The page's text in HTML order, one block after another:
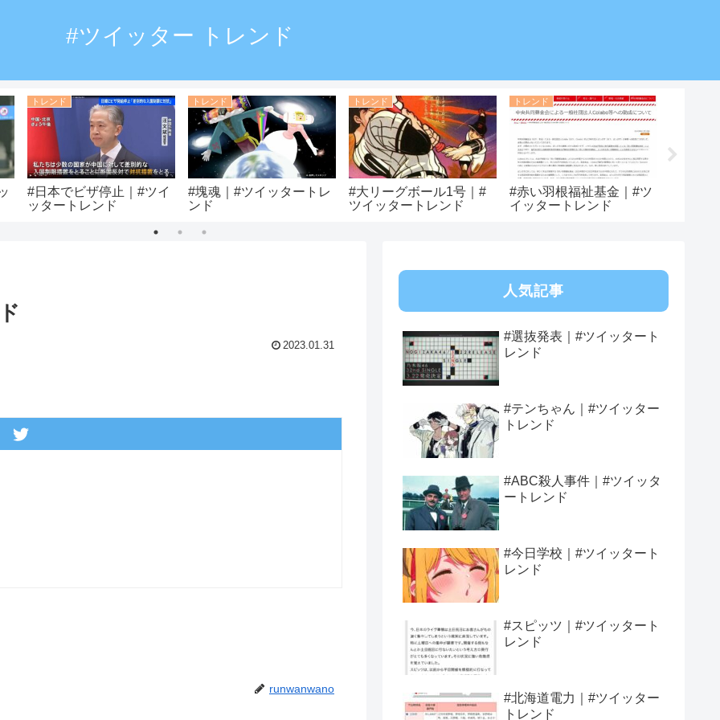
#ツイッター トレンド
トレンド
#日本でビザ停止｜#ツイ
ッタートレンド
トレンド
#塊魂｜#ツイッタートレ
ンド
トレンド
#大リーグボール1号｜#
ツイッタートレンド
トレンド
#赤い羽根福祉基金｜#ツ
イッタートレンド
2023.01.31
runwanwano
人気記事
#選抜発表｜#ツイッタート
レンド
#テンちゃん｜#ツイッター
トレンド
#ABC殺人事件｜#ツイッタ
ートレンド
#今日学校｜#ツイッタート
レンド
#スピッツ｜#ツイッタート
レンド
#北海道電力｜#ツイッター
トレンド